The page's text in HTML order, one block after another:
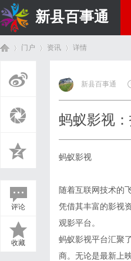
新县百事通
门户 资讯
›
详情
评论
收藏
新县百事通
蚂蚁影视
蚂蚁影视
随着互联网技术的
凭借其丰富的影视
观影平台。
蚂蚁影视平台汇聚
商。无论是最新上